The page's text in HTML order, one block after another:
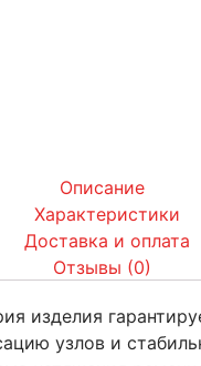
Описание
Характеристики
Доставка и оплата
Отзывы (0)
изделия
узлов и